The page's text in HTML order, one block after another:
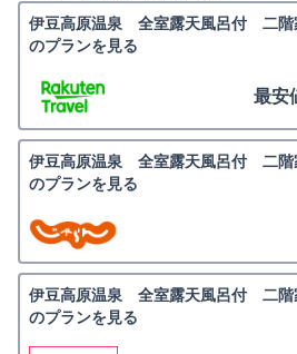
伊豆高原温泉 全室露天風呂付 二
のプランを見る
最安
伊豆高原温泉 全室露天風呂付 二
のプランを見る
伊豆高原温泉 全室露天風呂付 二
のプランを見る